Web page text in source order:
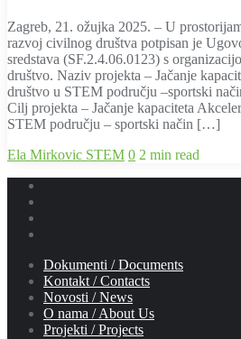
Zagreb, 21. ožujka 2025. – U
razvoj civilnog društva potpisan je
sredstava (SF.2.4.06.0123) s
društvo. Naziv projekta – Jačanje
društvo u STEM području –sportski
Cilj projekta – Jačanje kapaciteta
STEM području – sportski način […]
Ela Mirkovic STEM 0 2 min read
Dokumenti / Documents
Kontakt / Contacts
Novosti / News
O nama / About Us
Projekti / Projects